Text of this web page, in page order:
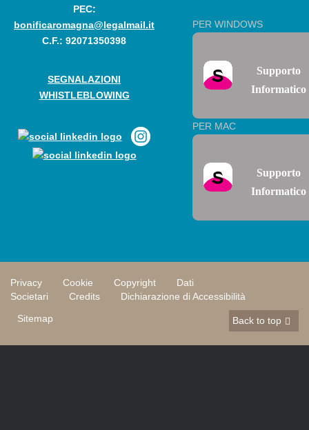
PEC:
bonificaromagna@legalmail.it
C.F.: 92071350398
SEGNALAZIONI
WHISTLEBLOWING
PER WINDOWS
Supporto
Informatico
PER MAC
Supporto
Informatico
Privacy Cookie Copyright
Dati
Societari
Credits
Dichiarazione di Accessibilità
Sitemap
Back to top